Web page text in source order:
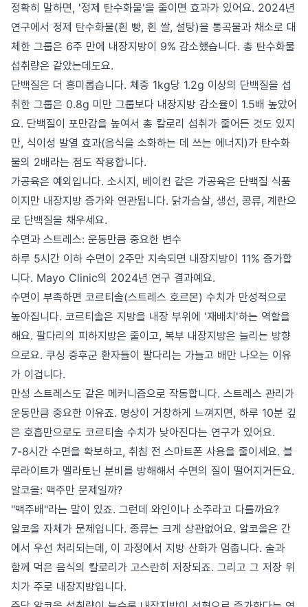
정확히 말하면, '정제 탄수화물'을 줄이면 효과가 있어요. 2024년
연구에서 정제 탄수화물(흰 빵, 흰 쌀, 설탕)을 통곡물과 채소로 대
체한 그룹은 6주 만에 내장지방이 9% 감소했습니다. 총 탄수화물
섭취량은 같았는데도요.
단백질은 더 흥미롭습니다. 체중 1kg당 1.2g 이상의 단백질을 섭
취한 그룹은 0.8g 미만 그룹보다 내장지방 감소율이 1.5배 높았어
요. 단백질이 포만감을 높여서 총 칼로리 섭취가 줄어든 것도 있지
만, 식이성 발열 효과(음식을 소화하는 데 쓰는 에너지)가 탄수화
물의 2배라는 점도 작용합니다.
가공육은 예외입니다. 소시지, 베이컨 같은 가공육은 단백질 식품
이지만 내장지방 증가와 연관됩니다. 닭가슴살, 생선, 콩류, 계란으
로 단백질을 채우세요.
수면과 스트레스: 운동만큼 중요한 변수
하루 5시간 이하 수면이 2주만 지속되면 내장지방이 11% 증가합
니다. Mayo Clinic의 2024년 연구 결과예요.
수면이 부족하면 코르티솔(스트레스 호르몬) 수치가 만성적으로
높아집니다. 코르티솔은 지방을 내장 부위에 '재배치'하는 역할을
해요. 팔다리의 피하지방은 줄이고, 복부 내장지방은 늘리는 방향
으로요. 쿠싱 증후군 환자들이 팔다리는 가늘고 배만 나오는 이유
가 이겁니다.
만성 스트레스도 같은 메커니즘으로 작동합니다. 스트레스 관리가
운동만큼 중요한 이유죠. 명상이 거창하게 느껴지면, 하루 10분 깊
은 호흡만으로도 코르티솔 수치가 낮아진다는 연구가 있어요.
7-8시간 수면을 확보하고, 취침 전 스마트폰 사용을 줄이세요. 블
루라이트가 멜라토닌 분비를 방해해서 수면의 질이 떨어지거든요.
알코올: 맥주만 문제일까?
"맥주배"라는 말이 있죠. 그런데 와인이나 소주라고 다를까요?
알코올 자체가 문제입니다. 종류는 크게 상관없어요. 알코올은 간
에서 우선 처리되는데, 이 과정에서 지방 산화가 멈춥니다. 술과
함께 먹은 음식의 칼로리가 고스란히 저장되죠. 그리고 그 저장 위
치가 주로 내장지방입니다.